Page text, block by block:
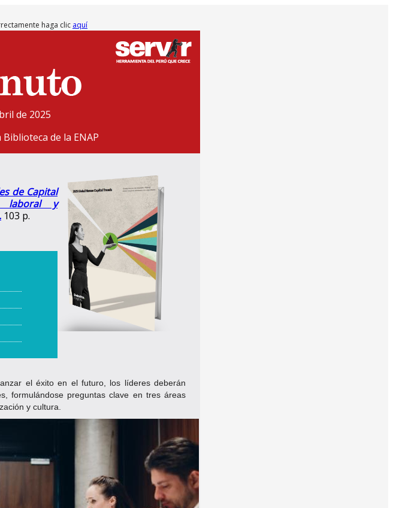
haga clic aquí
de 2025
de la ENAP
de Capital
laboral y
103 p.
el éxito en el futuro, los líderes deberán
formulándose preguntas clave en tres áreas
y cultura.